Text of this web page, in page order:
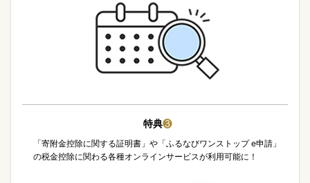
特典❸
「寄附金控除に関する証明書」や「ふるなびワンストップ e申請」
の税金控除に関わる各種オンラインサービスが利用可能に！